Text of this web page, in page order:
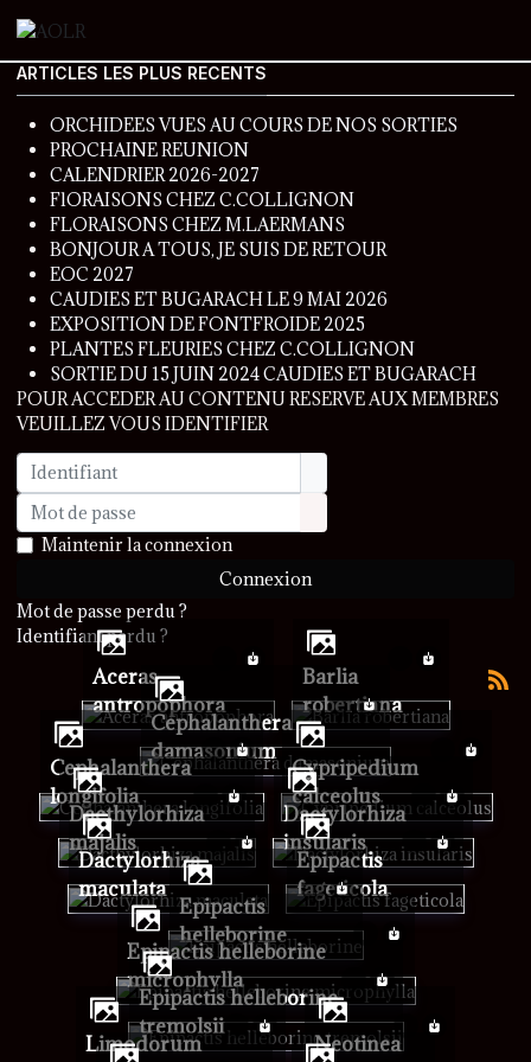
ARTICLES LES PLUS RECENTS
ORCHIDEES VUES AU COURS DE NOS SORTIES
PROCHAINE REUNION
CALENDRIER 2026-2027
FlORAISONS CHEZ C.COLLIGNON
FLORAISONS CHEZ M.LAERMANS
BONJOUR A TOUS, JE SUIS DE RETOUR
EOC 2027
CAUDIES ET BUGARACH LE 9 MAI 2026
EXPOSITION DE FONTFROIDE 2025
PLANTES FLEURIES CHEZ C.COLLIGNON
SORTIE DU 15 JUIN 2024 CAUDIES ET BUGARACH
POUR ACCEDER AU CONTENU RESERVE AUX MEMBRES
VEUILLEZ VOUS IDENTIFIER
Identifiant
Mot de passe
Afficher le mot de passe
Maintenir la connexion
Connexion
Mot de passe perdu ?
Identifiant perdu ?
Aceras
antropophora
Barlia
robertiana
Cephalanthera
damasonium
Cephalanthera
longifolia
Cypripedium
calceolus
Dacthylorhiza
majalis
Dactylorhiza
insularis
Dactylorhiza
maculata
Epipactis
fageticola
Epipactis
helleborine
Epipactis helleborine
microphylla
Epipactis helleborine
tremolsii
Limodorum
Neotinea